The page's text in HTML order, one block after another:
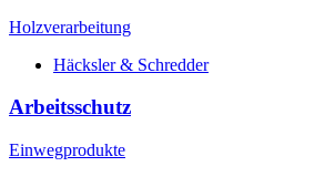
Holzverarbeitung
Häcksler & Schredder
Arbeitsschutz
Einwegprodukte